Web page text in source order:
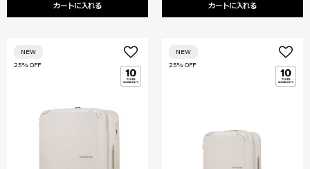
カートに入れる カートに入れる
25% OFF
NEW
25% OFF
NEW